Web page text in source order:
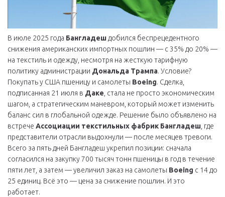
В июле 2025 года Бангладеш добился беспрецедентного
снижения американских импортных пошлин — с 35% до 20% —
на текстиль и одежду, несмотря на жесткую тарифную
политику администрации Дональда Трампа. Условие?
Покупать у США пшеницу и самолеты Boeing. Сделка,
подписанная 21 июля в Даке , стала не просто экономическим
шагом, а стратегическим маневром, который может изменить
баланс сил в глобальной одежде. Решение было объявлено на
встрече Ассоциации текстильных фабрик Бангладеш , где
представители отрасли выдохнули — после месяцев тревоги.
Всего за пять дней Бангладеш укрепил позиции: сначала
согласился на закупку 700 тысяч тонн пшеницы в год в течение
пяти лет, а затем — увеличил заказ на самолеты Boeing с 14 до
25 единиц. Всё это — цена за снижение пошлин. И это
работает.